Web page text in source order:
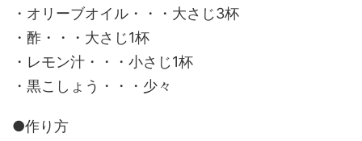
・オリーブオイル・・・大さじ3杯
・酢・・・大さじ1杯
・レモン汁・・・小さじ1杯
・黒こしょう・・・少々
●作り方